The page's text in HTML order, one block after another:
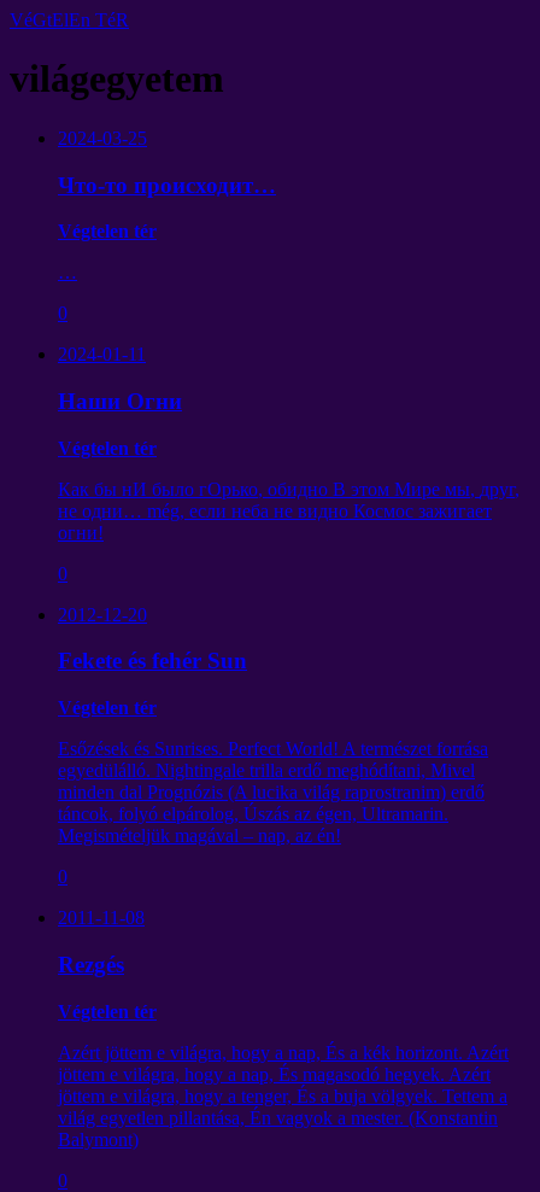
VéGtElEn TéR
világegyetem
2024-03-25
Что-то происходит…
Végtelen tér
…
0
2024-01-11
Наши Огни
Végtelen tér
Как бы нИ было гОрько, обидно В этом Мире мы, друг,
не одни… még, если неба не видно Космос зажигает
огни!
0
2012-12-20
Fekete és fehér Sun
Végtelen tér
Esőzések és Sunrises. Perfect World! A természet forrása
egyedülálló. Nightingale trilla erdő meghódítani, Mivel
minden dal Prognózis (A lucika világ raprostranim) erdő
táncok, folyó elpárolog, Úszás az égen, Ultramarin.
Megismételjük magával – nap, az én!
0
2011-11-08
Rezgés
Végtelen tér
Azért jöttem e világra, hogy a nap, És a kék horizont. Azért
jöttem e világra, hogy a nap, És magasodó hegyek. Azért
jöttem e világra, hogy a tenger, És a buja völgyek. Tettem a
világ egyetlen pillantása, Én vagyok a mester. (Konstantin
Balymont)
0